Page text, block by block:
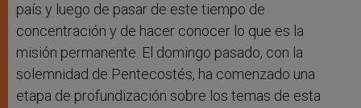
país y luego de pasar de este tiempo de
concentración y de hacer conocer lo que es la
misión permanente. El domingo pasado, con la
solemnidad de Pentecostés, ha comenzado una
etapa de profundización sobre los temas de esta